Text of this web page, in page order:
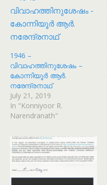
1946 –
വിവാഹത്തിനുശേഷം –
കോന്നിയൂർ ആർ.
നരേന്ദ്രനാഥ്
July 21, 2019
In "Konniyoor R.
Narendranath"